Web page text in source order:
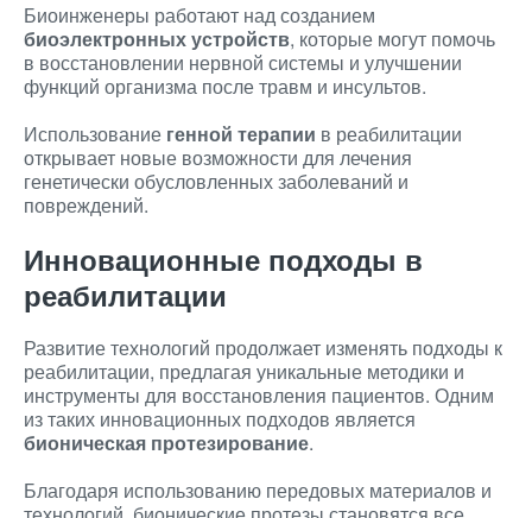
Биоинженеры работают над созданием
биоэлектронных устройств, которые могут помочь
в восстановлении нервной системы и улучшении
функций организма после травм и инсультов.
Использование генной терапии в реабилитации
открывает новые возможности для лечения
генетически обусловленных заболеваний и
повреждений.
Инновационные подходы в
реабилитации
Развитие технологий продолжает изменять подходы к
реабилитации, предлагая уникальные методики и
инструменты для восстановления пациентов. Одним
из таких инновационных подходов является
бионическая протезирование.
Благодаря использованию передовых материалов и